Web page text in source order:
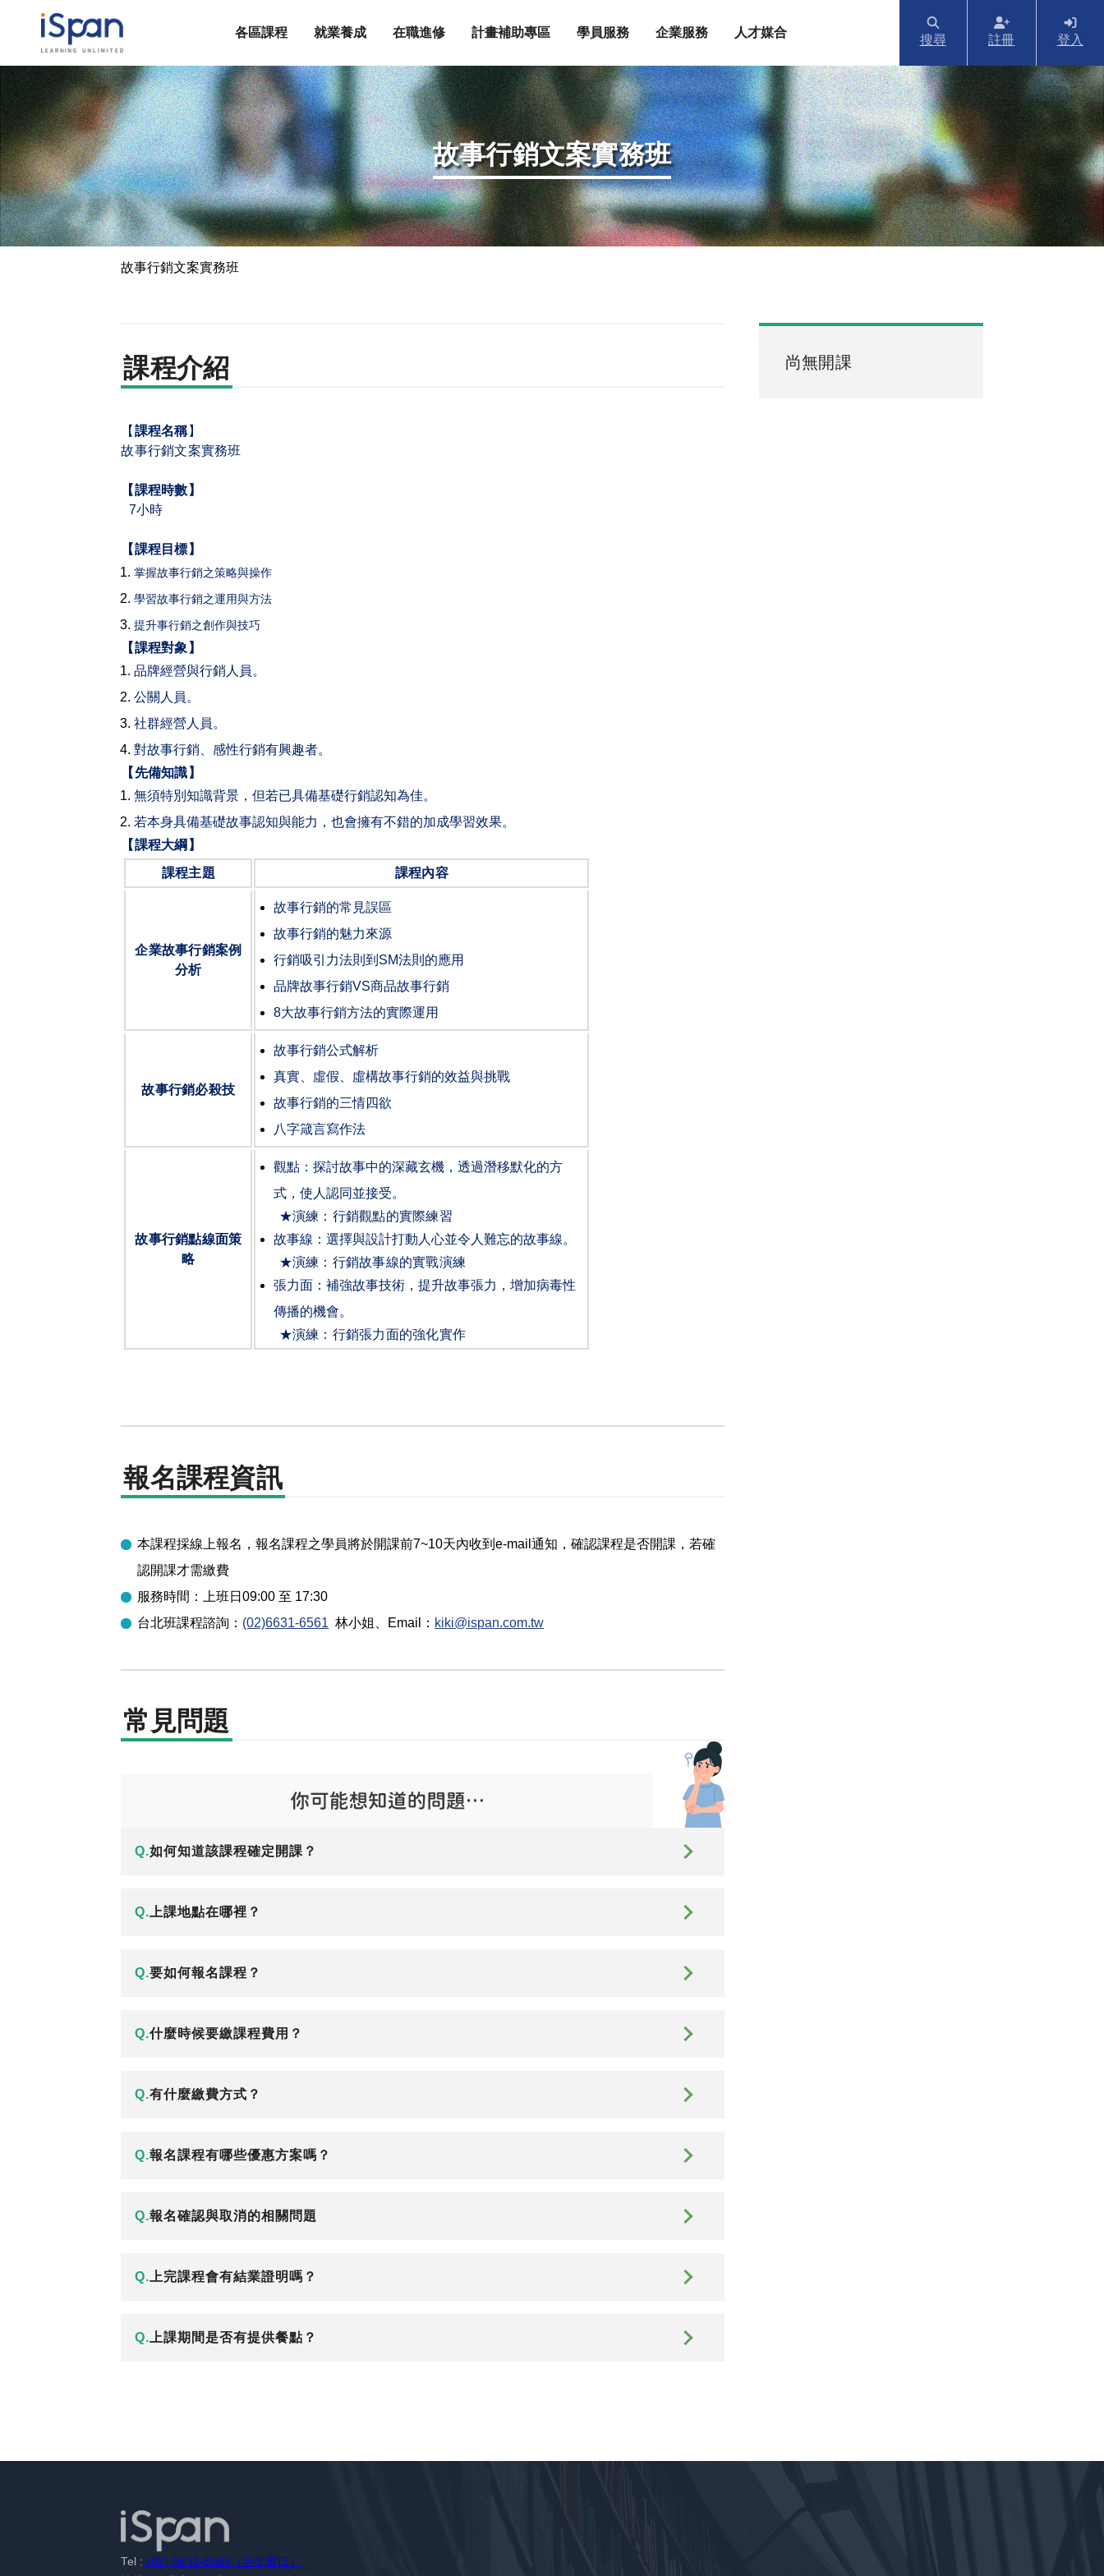
各區課程 就業養成 在職進修 計畫補助專區 學員服務 企業服務 人才媒合
搜尋 註冊 登入
故事行銷文案實務班
故事行銷文案實務班
課程介紹
【 課程名稱】
故事行銷文案實務班
【課程時數】
7小時
【課程目標】
掌握故事行銷之策略與操作
學習故事行銷之運用與方法
提升事行銷之創作與技巧
【課程對象】
品牌經營與行銷人員。
公關人員。
社群經營人員。
對故事行銷、感性行銷有興趣者。
【先備知識】
無須特別知識背景，但若已具備基礎行銷認知為佳。
若本身具備基礎故事認知與能力，也會擁有不錯的加成學習效果。
【課程大綱】
課程主題
課程內容
企業故事行銷案例
分析
故事行銷的常見誤區
故事行銷的魅力來源
行銷吸引力法則到 SM法則的應用
品牌故事行銷VS商品故事行銷
8大故事行銷方法的實際運用
故事行銷必殺技
故事行銷公式解析
真實、虛假、虛構故事行銷的效益與挑戰
故事行銷的三情四欲
八字箴言寫作法
故事行銷點線面策
略
觀點：探討故事中的深藏玄機，透過潛移默化的方
式，使人認同並接受。
★演練：行銷觀點的實際練習
故事線：選擇與設計打動人心並令人難忘的故事線。
★演練：行銷故事線的實戰演練
張力面：補強故事技術，提升故事張力，增加病毒性
傳播的機會。
★演練：行銷張力面的強化實作
報名課程資訊
本課程採線上報名，報名課程之學員將於開課前7~10天內收到e-mail通知，確認課程是否開課，若確
認開課才需繳費
服務時間：上班日09:00 至 17:30
台北班課程諮詢： (02)6631-6561 林小姐 、Email： kiki@ispan.com.tw
常見問題
Q.如何知道該課程確定開課？
Q. 上課地點在哪裡？
Q.要如何報名課程？
Q.什麼時候要繳課程費用？
Q.有什麼繳費方式？
Q.報名課程有哪些優惠方案嗎？
Q.報名確認與取消的相關問題
Q. 上完課程會有結業證明嗎？
Q. 上課期間是否有提供餐點？
尚無開課
Tel : (02) 6631-6588（台北窗口）